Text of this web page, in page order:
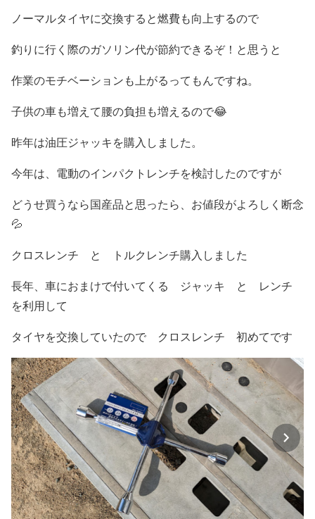
ノーマルタイヤに交換すると燃費も向上するので
釣りに行く際のガソリン代が節約できるぞ！と思うと
作業のモチベーションも上がるってもんですね。
子供の車も増えて腰の負担も増えるので😂
昨年は油圧ジャッキを購入しました。
今年は、電動のインパクトレンチを検討したのですが
どうせ買うなら国産品と思ったら、お値段がよろしく断念
💦
クロスレンチ と トルクレンチ購入しました
長年、車におまけで付いてくる ジャッキ と レンチ
を利用して
タイヤを交換していたので クロスレンチ 初めてです